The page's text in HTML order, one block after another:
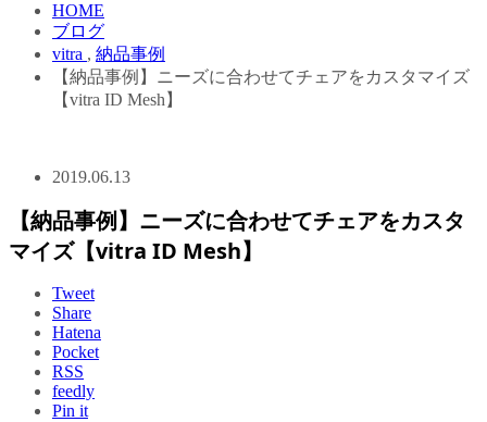
HOME
ブログ
vitra , 納品事例
【納品事例】ニーズに合わせてチェアをカスタマイズ
【vitra ID Mesh】
2019.06.13
【納品事例】ニーズに合わせてチェアをカスタ
マイズ【vitra ID Mesh】
Tweet
Share
Hatena
Pocket
RSS
feedly
Pin it